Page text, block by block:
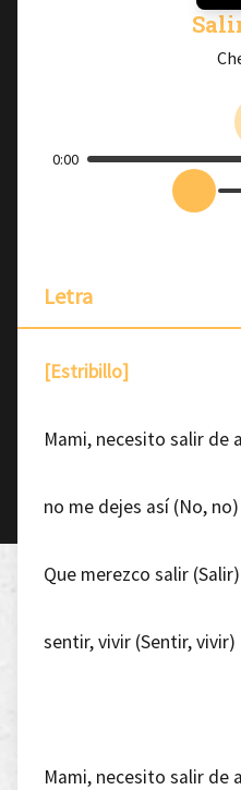
0:00
Letra
[Estribillo]
Mami, necesito salir de
no me dejes así (No, no)
Que merezco salir (Salir)
sentir, vivir (Sentir, vivir)
Mami, necesito salir de